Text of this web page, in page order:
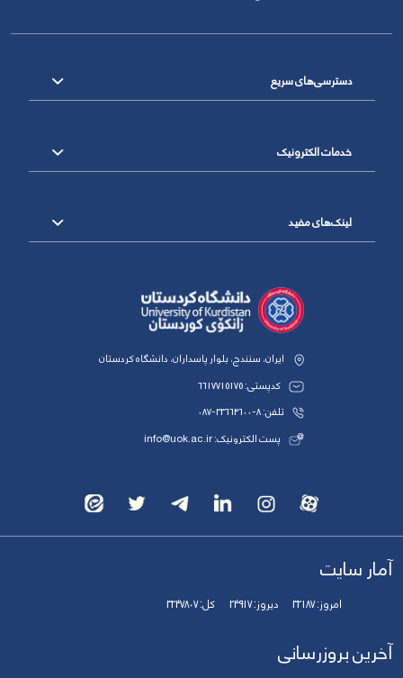
دسترسی‌های سریع
خدمات الکترونیک
لینک‌های مفید
ایران، سنندج، بلوار پاسداران، دانشگاه کردستان
کدپستی: 6617715175
تلفن: 8-33664600-087
پست الکترونیک: info@uok.ac.ir
آمار سایت
امروز:32187 دیروز:24917 کل:3247807
آخرین بروزرسانی